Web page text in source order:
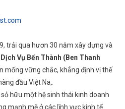
trải qua hươn 30 năm xây dựng và
Vụ Bến Thành (Ben Thanh
mống vững chắc, khẳng định vị thế
đầu Việt Na,.
sỏ hữu một hệ sinh thái kinh doanh
mạnh mẽ ở các lĩnh vực kinh tế